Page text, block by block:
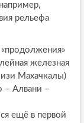
рельефа
«продолжения»
железная
Махачкалы)
– Алвани –
ещё в первой